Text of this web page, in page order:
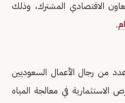
الاقتصادي المشترك، وذلك
.
من رجال الأعمال السعوديين
الاستثمارية في معالجة المياه